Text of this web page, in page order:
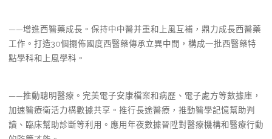
——增進西醫藥成長。保持中中醫并重和上風互補，鼎力成長西醫藥
工作。打造30個擺佈國度西醫藥傳承立異中間，構成一批西醫藥特
點學科和上風學科。
——推動聰明醫療。完美電子安康檔案和病歷、電子處方等數據庫，
加速醫療衛活力構數據共享。推行長途醫療，推動醫學記憶幫助判
讀、臨床幫助診斷等利用。應用年夜數據晉陞對醫療機構和醫療行動